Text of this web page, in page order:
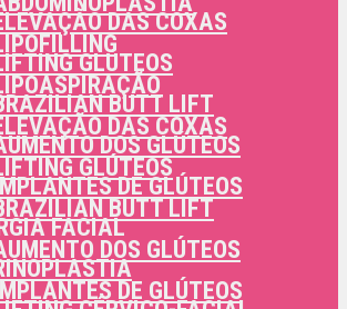
DAS COXAS
GLÚTEOS
BUTT LIFT
DOS GLÚTEOS
DE GLÚTEOS
FACIAL
DAS COXAS
GLÚTEOS
BUTT LIFT
DOS GLÚTEOS
DE GLÚTEOS